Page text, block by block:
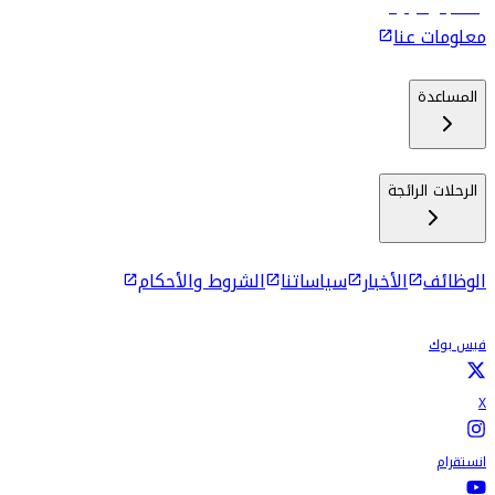
رحلات إلى كولومبو
معلومات عنا
المساعدة
الرحلات الرائجة
الوظائف الأخبار سياساتنا الشروط والأحكام
فيس بوك
X
انستقرام